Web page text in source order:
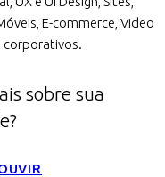
E-commerce, Video
corporativos.
sobre sua